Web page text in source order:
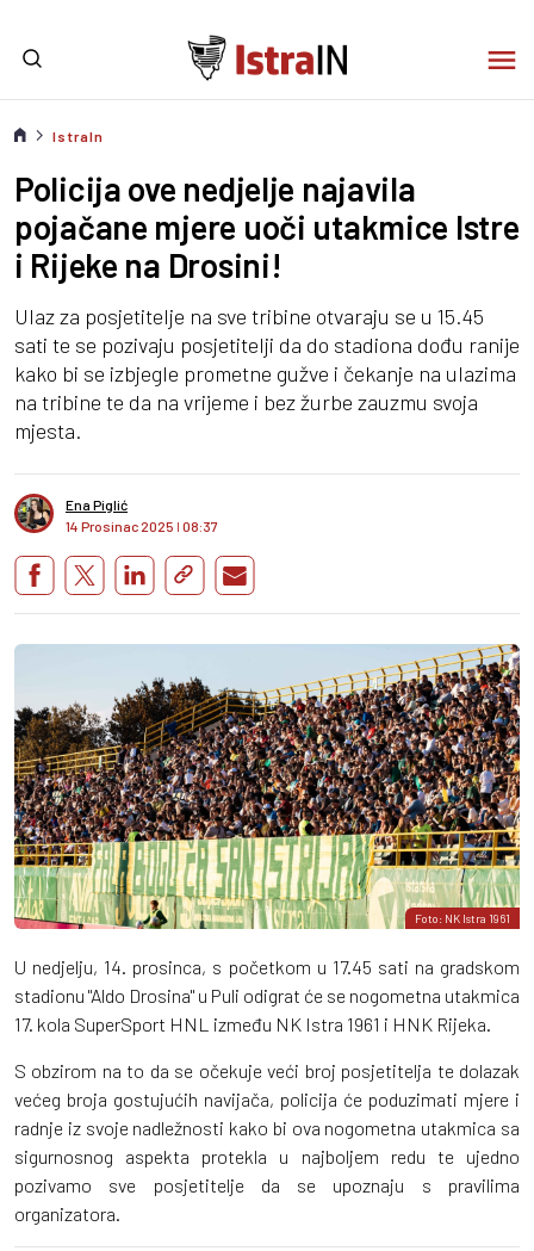
IstraIn
Policija ove nedjelje najavila
pojačane mjere uoči utakmice Istre
i Rijeke na Drosini!
Ulaz za posjetitelje na sve tribine otvaraju se u 15.45
sati te se pozivaju posjetitelji da do stadiona dođu ranije
kako bi se izbjegle prometne gužve i čekanje na ulazima
na tribine te da na vrijeme i bez žurbe zauzmu svoja
mjesta.
Ena Piglić
14 Prosinac 2025 I 08:37
Foto: NK Istra 1961
U nedjelju, 14. prosinca, s početkom u 17.45 sati na gradskom
stadionu "Aldo Drosina" u Puli odigrat će se nogometna utakmica
17. kola SuperSport HNL između NK Istra 1961 i HNK Rijeka.
S obzirom na to da se očekuje veći broj posjetitelja te dolazak
većeg broja gostujućih navijača, policija će poduzimati mjere i
radnje iz svoje nadležnosti kako bi ova nogometna utakmica sa
sigurnosnog aspekta protekla u najboljem redu te ujedno
pozivamo sve posjetitelje da se upoznaju s pravilima
organizatora.